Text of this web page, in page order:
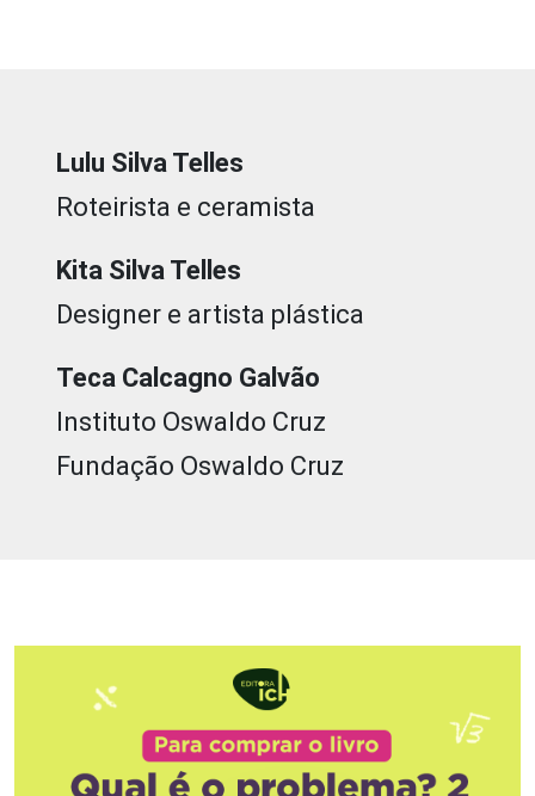
Lulu Silva Telles
Roteirista e ceramista
Kita Silva Telles
Designer e artista plástica
Teca Calcagno Galvão
Instituto Oswaldo Cruz
Fundação Oswaldo Cruz